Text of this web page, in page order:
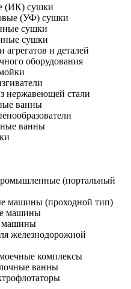
(ИК) сушки
(УФ) сушки
сушки
сушки
агрегатов и деталей
оборудования
нержавеющей стали
ванны
ванны
(портальный
машины (проходной тип)
машины
машины
железнодорожной
комплексы
ванны